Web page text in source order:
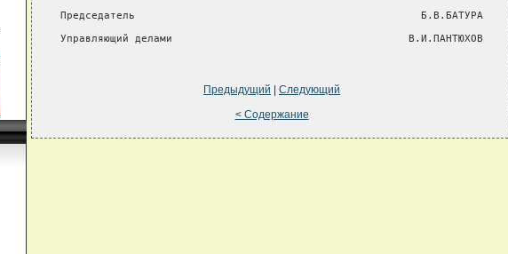
Председатель                                              Б.В.БАТУРА
Управляющий делами                                      В.И.ПАНТЮХОВ
Предыдущий
Следующий
< Содержание